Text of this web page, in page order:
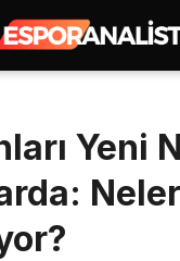
Yeni
Neler